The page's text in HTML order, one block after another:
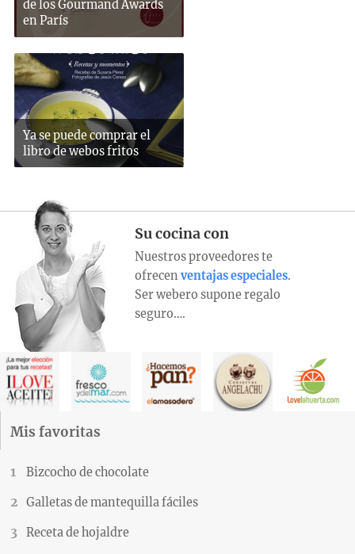
de los Gourmand Awards
en París
Ya se puede comprar el
libro de webos fritos
Su cocina con
Nuestros proveedores te
ofrecen ventajas especiales.
Ser webero supone regalo
seguro….
Mis favoritas
Bizcocho de chocolate
Galletas de mantequilla fáciles
Receta de hojaldre